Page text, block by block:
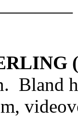
Bland